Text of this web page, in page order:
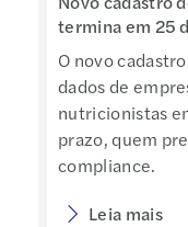
termina em 25
O novo
dados de
nutricionistas
prazo, quem
compliance.
Leia mais